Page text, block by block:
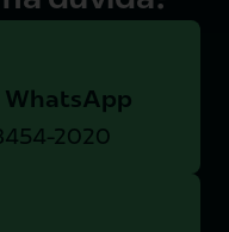
2020